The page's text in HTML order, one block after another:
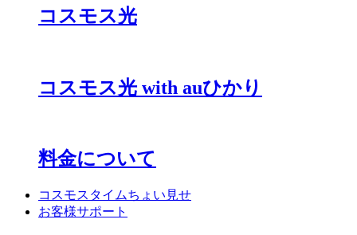
コスモス光
コスモス光 with auひかり
料金について
コスモスタイムちょい見せ
お客様サポート